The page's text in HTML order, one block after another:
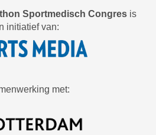
Sportmedisch Congres is
initiatief van:
met: